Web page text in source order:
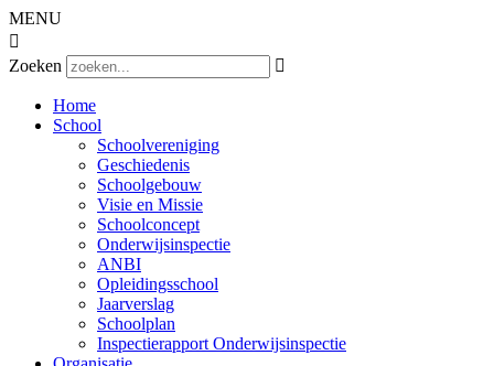
MENU

Zoeken

Home
School
Schoolvereniging
Geschiedenis
Schoolgebouw
Visie en Missie
Schoolconcept
Onderwijsinspectie
ANBI
Opleidingsschool
Jaarverslag
Schoolplan
Inspectierapport Onderwijsinspectie